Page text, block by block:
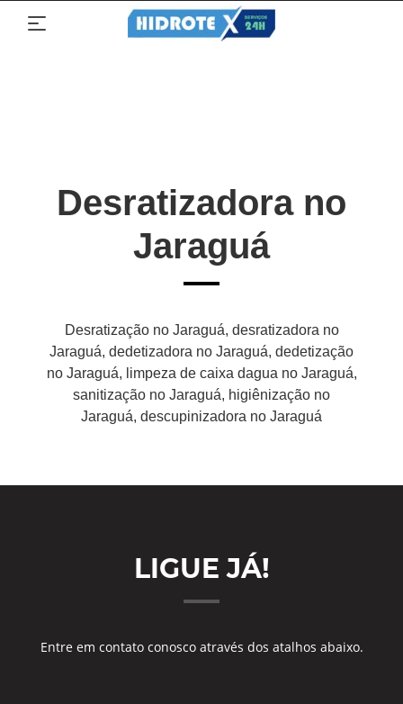
Desratizadora no
Jaraguá
Desratização no Jaraguá, desratizadora no
Jaraguá, dedetizadora no Jaraguá, dedetização
no Jaraguá, limpeza de caixa dagua no Jaraguá,
sanitização no Jaraguá, higiênização no
Jaraguá, descupinizadora no Jaraguá
LIGUE JÁ!
Entre em contato conosco através dos atalhos abaixo.